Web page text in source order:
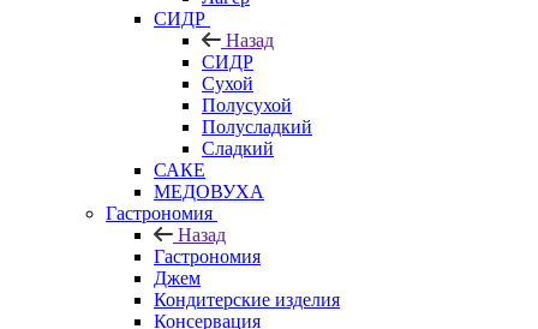
СИДР
Назад
СИДР
Сухой
Полусухой
Полусладкий
Сладкий
САКЕ
МЕДОВУХА
Гастрономия
Назад
Гастрономия
Джем
Кондитерские изделия
Консервация